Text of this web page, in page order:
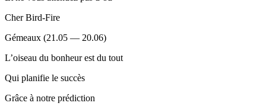
Cher Bird-Fire
Gémeaux (21.05 — 20.06)
L’oiseau du bonheur est du tout
Qui planifie le succès
Grâce à notre prédiction